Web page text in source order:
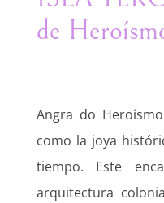
de
Angra do
como la joya
tiempo. Este
arquitectura